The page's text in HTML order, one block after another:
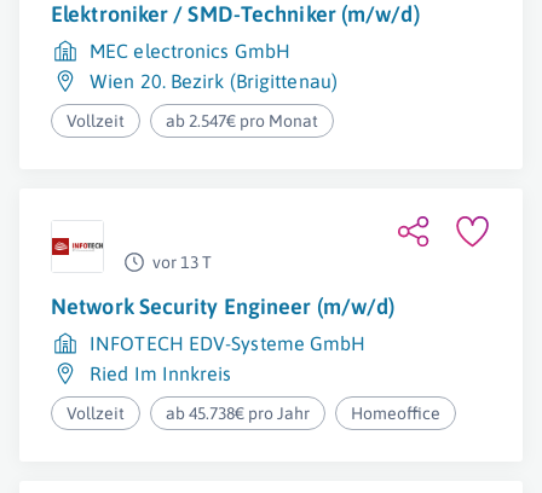
Elektroniker / SMD-Techniker (m/w/d)
MEC electronics GmbH
Wien 20. Bezirk (Brigittenau)
Vollzeit ab 2.547€ pro Monat
vor 13 T
Network Security Engineer (m/w/d)
INFOTECH EDV-Systeme GmbH
Ried Im Innkreis
Vollzeit ab 45.738€ pro Jahr Homeoffice